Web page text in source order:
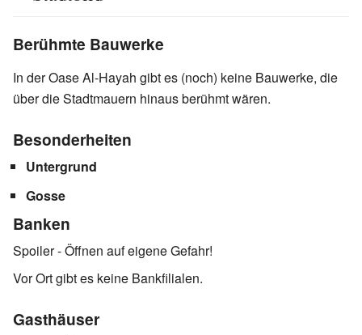
Berühmte Bauwerke
In der Oase Al-Hayah gibt es (noch) keine Bauwerke, die
über die Stadtmauern hinaus berühmt wären.
Besonderheiten
Untergrund
Gosse
Banken
Spoiler - Öffnen auf eigene Gefahr!
Vor Ort gibt es keine Bankfilialen.
Gasthäuser